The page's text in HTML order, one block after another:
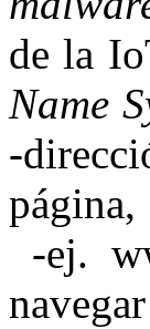
de la
Name
-
-ej.